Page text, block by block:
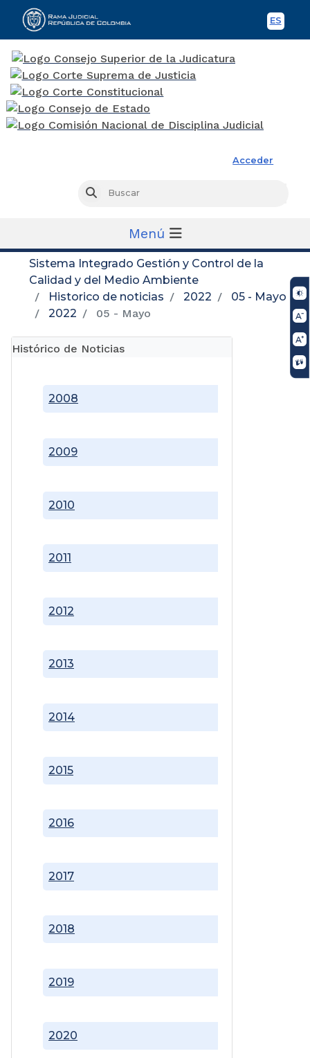
ES
Acceder
Buscar
Menú
Sistema Integrado Gestión y Control de la
Calidad y del Medio Ambiente
Historico de noticias
2022
05 - Mayo
2022
05 - Mayo
Histórico de Noticias
2008
2009
2010
2011
2012
2013
2014
2015
2016
2017
2018
2019
2020